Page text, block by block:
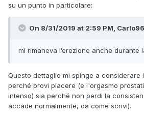
su un punto in particolare:
On 8/31/2019 at 2:59 PM,
mi rimaneva l’erezione anche durante
Questo dettaglio mi spinge a considerare
perché provi piacere (e l'orgasmo
intenso) sia perché non perdi la
accade normalmente, da come scrivi).